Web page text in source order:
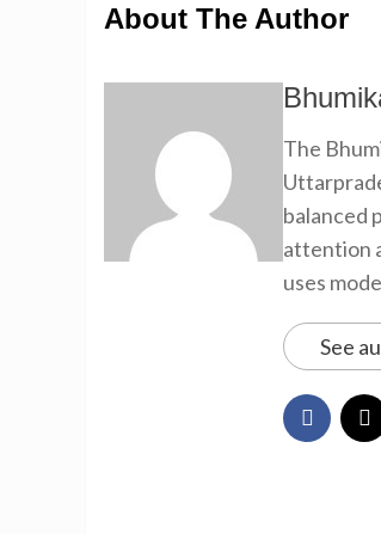
About The Author
The
balanced
attention
uses
See